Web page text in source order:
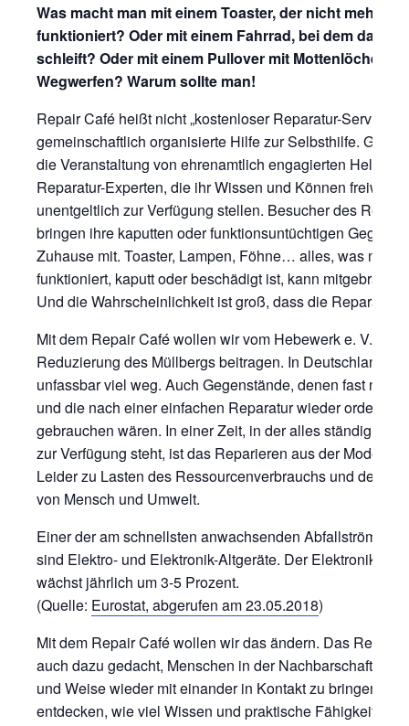
Was macht man mit einem Toaster, der nicht mehr
funktioniert? Oder mit einem Fahrrad, bei dem das
schleift? Oder mit einem Pullover mit Mottenlöchern?
Wegwerfen? Warum sollte man!
Repair Café heißt nicht „kostenloser Reparatur-Service“,
gemeinschaftlich organisierte Hilfe zur Selbsthilfe.
die Veranstaltung von ehrenamtlich engagierten Helfern
Reparatur-Experten, die ihr Wissen und Können freiwillig
unentgeltlich zur Verfügung stellen. Besucher des Repair
bringen ihre kaputten oder funktionsuntüchtigen
Zuhause mit. Toaster, Lampen, Föhne… alles, was nicht
funktioniert, kaputt oder beschädigt ist, kann mitgebracht
Und die Wahrscheinlichkeit ist groß, dass die Reparatur
Mit dem Repair Café wollen wir vom Hebewerk e. V. zur
Reduzierung des Müllbergs beitragen. In Deutschland
unfassbar viel weg. Auch Gegenstände, denen fast
und die nach einer einfachen Reparatur wieder
gebrauchen wären. In einer Zeit, in der alles ständig und
zur Verfügung steht, ist das Reparieren aus der Mode
Leider zu Lasten des Ressourcenverbrauchs und der
von Mensch und Umwelt.
Einer der am schnellsten anwachsenden Abfallströme in
sind Elektro- und Elektronik-Altgeräte. Der
wächst jährlich um 3-5 Prozent.
(Quelle: Eurostat, abgerufen am 23.05.2018)
Mit dem Repair Café wollen wir das ändern. Das Repair
auch dazu gedacht, Menschen in der Nachbarschaft auf
und Weise wieder mit einander in Kontakt zu bringen.
entdecken, wie viel Wissen und praktische Fähigkeiten